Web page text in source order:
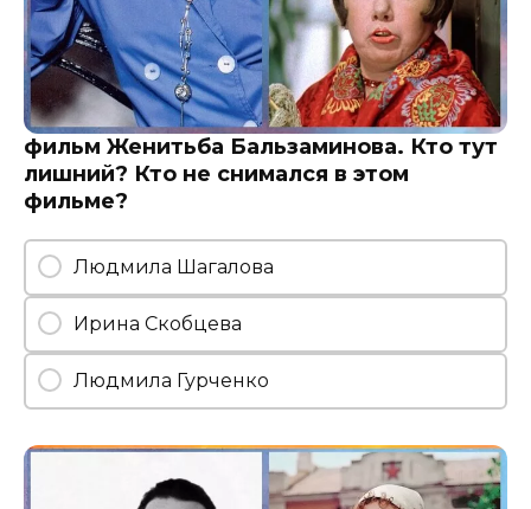
фильм Женитьба Бальзаминова. Кто тут
лишний? Кто не снимался в этом
фильме?
Людмила Шагалова
Ирина Скобцева
Людмила Гурченко